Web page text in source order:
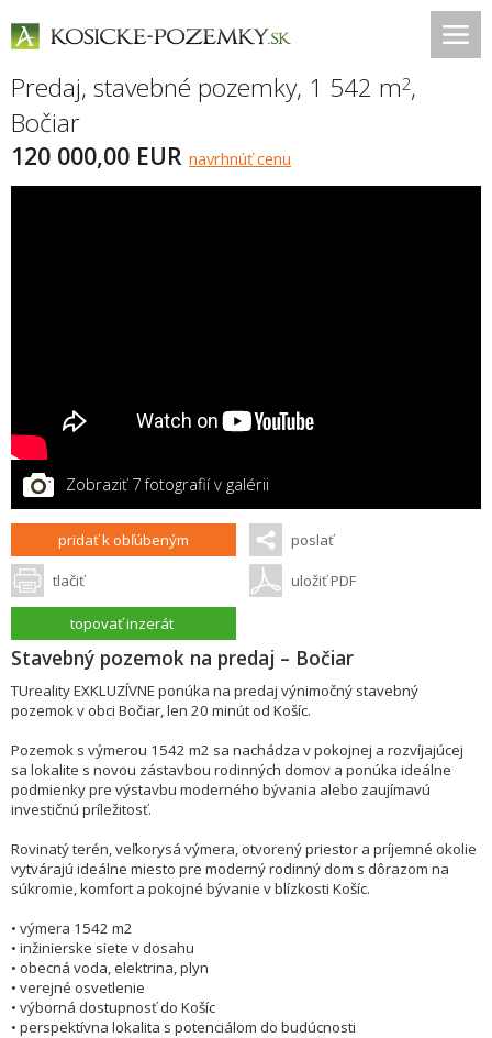
Predaj, stavebné pozemky, 1 542 m2,
Bočiar
120 000,00 EUR navrhnúť cenu
Zobraziť 7 fotografií v galérii
pridať k obľúbeným poslať
tlačiť uložiť PDF
topovať inzerát
Stavebný pozemok na predaj – Bočiar
TUreality EXKLUZÍVNE ponúka na predaj výnimočný stavebný
pozemok v obci Bočiar, len 20 minút od Košíc.
Pozemok s výmerou 1542 m2 sa nachádza v pokojnej a rozvíjajúcej
sa lokalite s novou zástavbou rodinných domov a ponúka ideálne
podmienky pre výstavbu moderného bývania alebo zaujímavú
investičnú príležitosť.
Rovinatý terén, veľkorysá výmera, otvorený priestor a príjemné okolie
vytvárajú ideálne miesto pre moderný rodinný dom s dôrazom na
súkromie, komfort a pokojné bývanie v blízkosti Košíc.
• výmera 1542 m2
• inžinierske siete v dosahu
• obecná voda, elektrina, plyn
• verejné osvetlenie
• výborná dostupnosť do Košíc
• perspektívna lokalita s potenciálom do budúcnosti